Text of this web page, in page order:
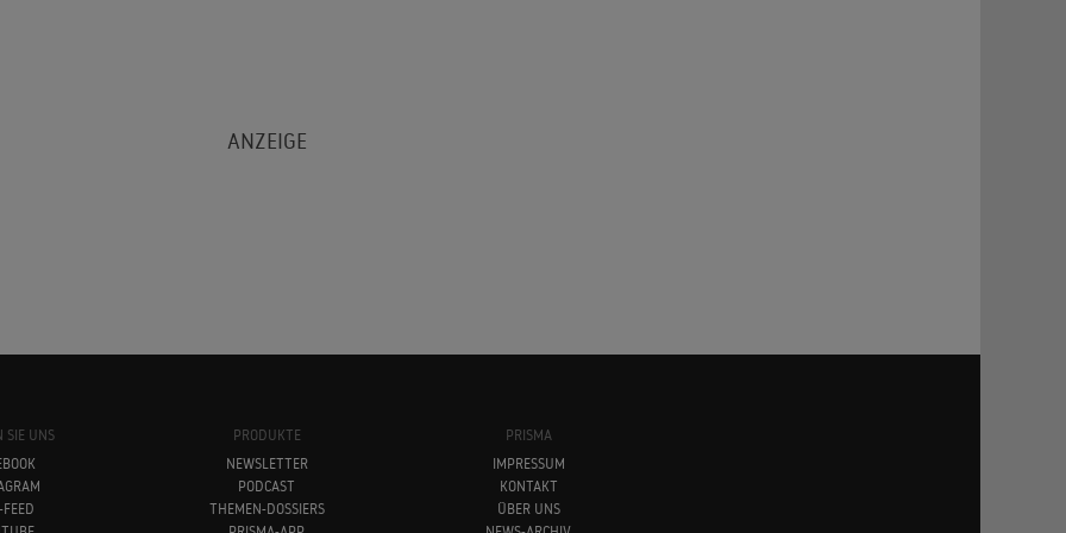
SIE UNS
FEED
PRODUKTE
NEWSLETTER
PODCAST
THEMEN-DOSSIERS
PRISMA
IMPRESSUM
KONTAKT
ÜBER UNS